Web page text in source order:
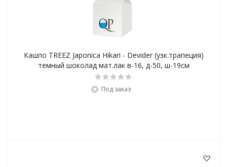
Кашпо TREEZ Japonica Hikari - Devider (узк.трапеция)
темный шоколад мат.лак в-16, д-50, ш-19см
Под заказ